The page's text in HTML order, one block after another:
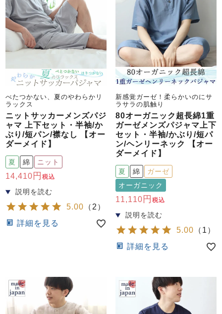
べたつかない、夏のやわらかリ
ラックス
ニットサッカーメンズパジ
ャマ 上下セット・半袖/か
ぶり/短パン/襟なし 【オー
ダーメイド】
夏 綿 ニット
14,410 税込
5.00 （ 2 ）
詳細を見る
新感覚ガーゼ！柔らかいのにサ
ラサラの肌触り
80オーガニック超長綿1重
ガーゼメンズパジャマ上下
セット・半袖/かぶり/短パ
ン/ヘンリーネック 【オー
ダーメイド】
夏 綿
ガーゼ
オーガニック
11,110 税込
5.00 （ 1 ）
詳細を見る